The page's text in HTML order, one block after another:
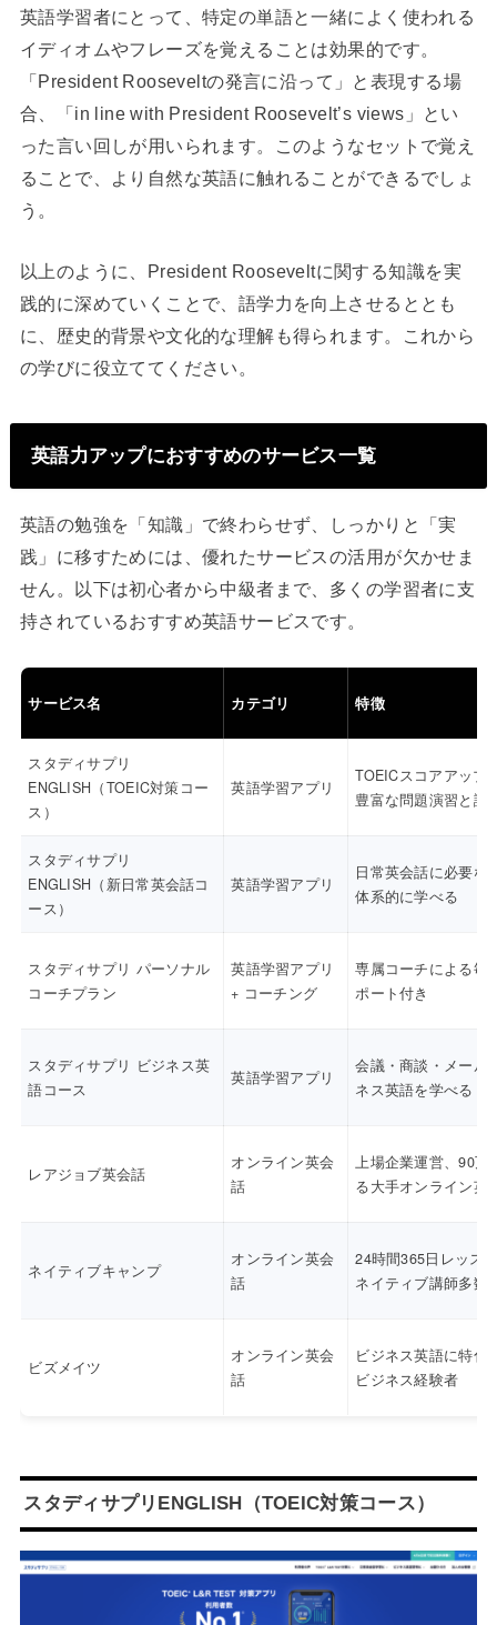
英語学習者にとって、特定の単語と一緒によく使われる
イディオムやフレーズを覚えることは効果的です。
「President Rooseveltの発言に沿って」と表現する場
合、「in line with President Roosevelt’s views」とい
った言い回しが用いられます。このようなセットで覚え
ることで、より自然な英語に触れることができるでしょ
う。
以上のように、President Rooseveltに関する知識を実
践的に深めていくことで、語学力を向上させるととも
に、歴史的背景や文化的な理解も得られます。これから
の学びに役立ててください。
英語力アップにおすすめのサービス一覧
英語の勉強を「知識」で終わらせず、しっかりと「実
践」に移すためには、優れたサービスの活用が欠かせま
せん。以下は初心者から中級者まで、多くの学習者に支
持されているおすすめ英語サービスです。
サービス名 カテゴリ 特徴
スタディサプリ
ENGLISH（TOEIC対策コー
ス）
英語学習アプリ
TOEICスコアアップ
豊富な問題演習と講
スタディサプリ
ENGLISH（新日常英会話コ
ース）
英語学習アプリ
日常英会話に必要な
体系的に学べる
スタディサプリ パーソナル
コーチプラン
英語学習アプリ
+ コーチング
専属コーチによる毎
ポート付き
スタディサプリ ビジネス英
語コース
英語学習アプリ
会議・商談・メール
ネス英語を学べる
レアジョブ英会話
オンライン英会
話
上場企業運営、90万
る大手オンライン英
ネイティブキャンプ
オンライン英会
話
24時間365日レッス
ネイティブ講師多数
ビズメイツ
オンライン英会
話
ビジネス英語に特化
ビジネス経験者
スタディサプリENGLISH（TOEIC対策コース）